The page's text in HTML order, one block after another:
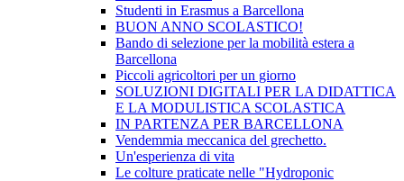
Studenti in Erasmus a Barcellona
BUON ANNO SCOLASTICO!
Bando di selezione per la mobilità estera a
Barcellona
Piccoli agricoltori per un giorno
SOLUZIONI DIGITALI PER LA DIDATTICA
E LA MODULISTICA SCOLASTICA
IN PARTENZA PER BARCELLONA
Vendemmia meccanica del grechetto.
Un'esperienza di vita
Le colture praticate nelle "Hydroponic